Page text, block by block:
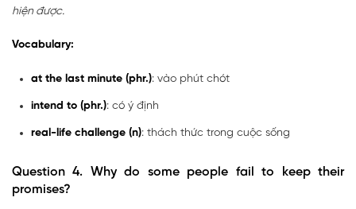
hiện được.
Vocabulary:
at the last minute (phr.): vào phút chót
intend to (phr.): có ý định
real-life challenge (n): thách thức trong cuộc sống
Question 4. Why do some people fail to keep their
promises?